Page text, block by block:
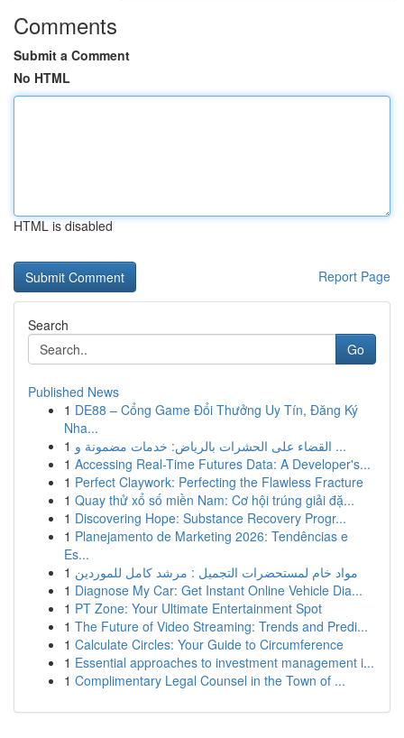
Comments
Submit a Comment
No HTML
HTML is disabled
Report Page
Search
Go
Published News
1 DE88 – Cổng Game Đổi Thưởng Uy Tín, Đăng Ký
Nha...
1
القضاء على الحشرات بالرياض: خدمات مضمونة و ...
1 Accessing Real-Time Futures Data: A Developer's...
1 Perfect Claywork: Perfecting the Flawless Fracture
1 Quay thử xổ số miền Nam: Cơ hội trúng giải đặ...
1 Discovering Hope: Substance Recovery Progr...
1 Planejamento de Marketing 2026: Tendências e
Es...
1 مواد خام لمستحضرات التجميل : مرشد كامل للموردين
1 Diagnose My Car: Get Instant Online Vehicle Dia...
1 PT Zone: Your Ultimate Entertainment Spot
1 The Future of Video Streaming: Trends and Predi...
1 Calculate Circles: Your Guide to Circumference
1 Essential approaches to investment management i...
1 Complimentary Legal Counsel in the Town of ...